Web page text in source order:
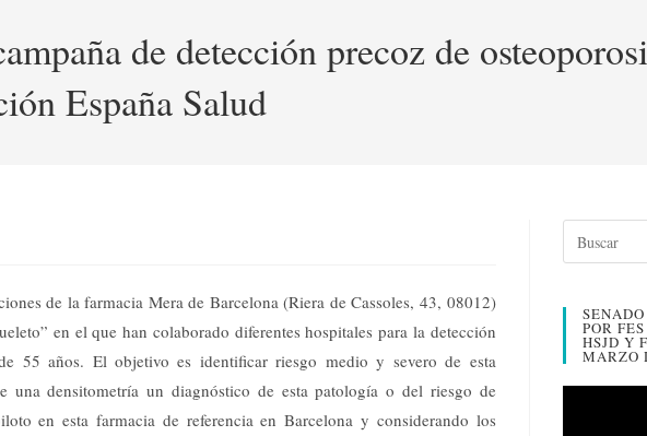
de detección precoz de
España Salud
de la farmacia Mera de Barcelona (Riera de Cassoles, 43, 08012)
en el que han colaborado diferentes hospitales para la detección
55 años. El objetivo es identificar riesgo medio y severo de esta
una densitometría un diagnóstico de esta patología o del riesgo de
en esta farmacia de referencia en Barcelona y considerando los
POR
HSJD Y
MARZO